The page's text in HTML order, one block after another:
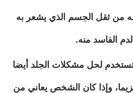
من ثقل الجسم الذي يشعر به
الفاسد منه.
لحل مشكلات الجلد أيضا
وإذا كان الشخص يعاني من